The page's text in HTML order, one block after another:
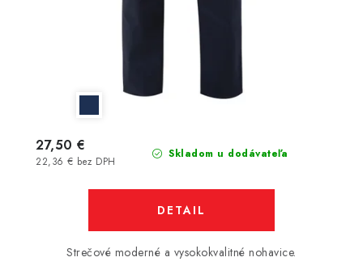
Skladom u dodávateľa
22,36 € bez DPH
27,50 €
DETAIL
Strečové moderné a vysokokvalitné nohavice.